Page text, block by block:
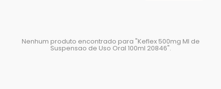
Nenhum produto encontrado para "Keflex 500mg Ml de
Suspensao de Uso Oral 100ml 20846".